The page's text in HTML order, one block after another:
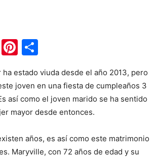
Facebook
Pinterest
ha estado viuda desde el año 2013, pero
joven en una fiesta de cumpleaños 3
así como el joven marido se ha sentido
mayor desde entonces.
años, es así como este matrimonio
Maryville, con 72 años de edad y su